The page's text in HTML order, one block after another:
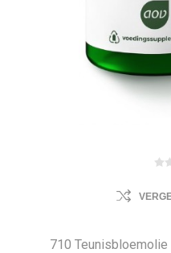
710 Teunisbloemolie